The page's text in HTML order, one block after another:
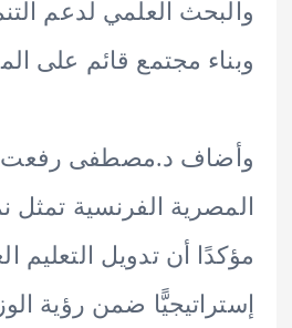
العلمي لدعم التنمية
مجتمع قائم على المعرفة
د.مصطفى رفعت أن
الفرنسية تمثل نموذجًا
أن تدويل التعليم العالي
ضمن رؤية الوزارة